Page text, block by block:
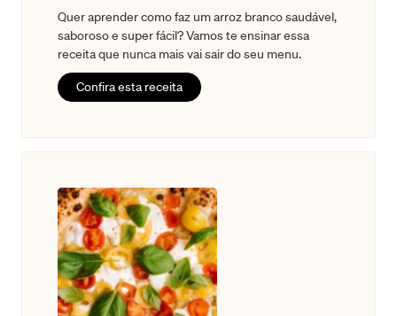
Quer aprender como faz um arroz branco saudável,
saboroso e super fácil? Vamos te ensinar essa
receita que nunca mais vai sair do seu menu.
Confira esta receita